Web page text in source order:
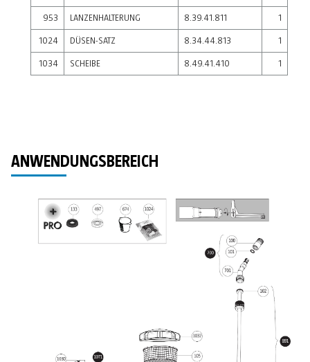
953 LANZENHALTERUNG 8.39.41.811 1
1024 DÜSEN-SATZ 8.34.44.813 1
1034 SCHEIBE 8.49.41.410 1
ANWENDUNGSBEREICH